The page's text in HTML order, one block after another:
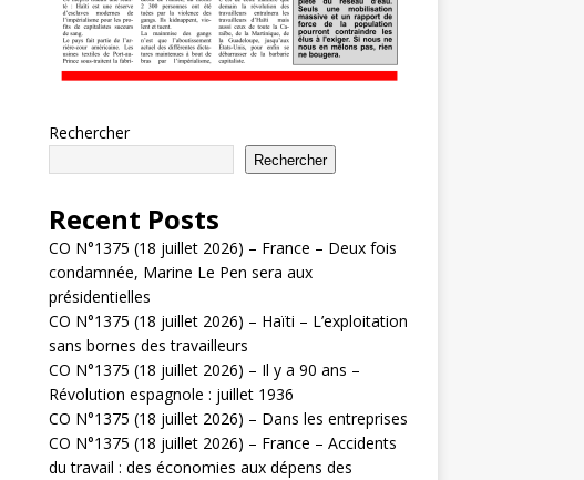
Rechercher
Rechercher
Recent Posts
CO N°1375 (18 juillet 2026) – France – Deux fois
condamnée, Marine Le Pen sera aux
présidentielles
CO N°1375 (18 juillet 2026) – Haïti – L’exploitation
sans bornes des travailleurs
CO N°1375 (18 juillet 2026) – Il y a 90 ans –
Révolution espagnole : juillet 1936
CO N°1375 (18 juillet 2026) – Dans les entreprises
CO N°1375 (18 juillet 2026) – France – Accidents
du travail : des économies aux dépens des